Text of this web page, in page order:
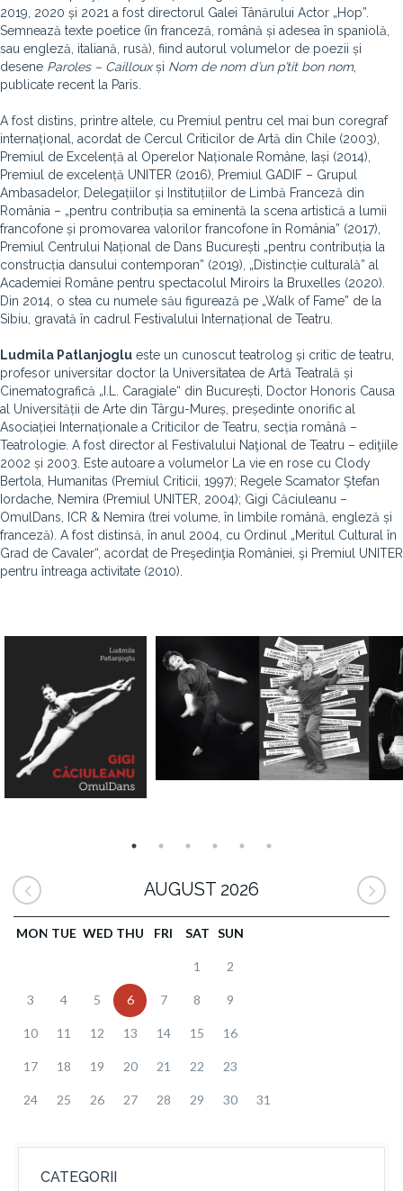
2019, 2020 și 2021 a fost directorul Galei Tânărului Actor „Hop”.
Semnează texte poetice (în franceză, română și adesea în spaniolă,
sau engleză, italiană, rusă), fiind autorul volumelor de poezii și
desene Paroles – Caillouxși Nom de nom d’un p’tit bon nom,
publicate recent la Paris.
A fost distins, printre altele, cu Premiul pentru cel mai bun coregraf
internațional, acordat de Cercul Criticilor de Artă din Chile (2003),
Premiul de Excelență al Operelor Naționale Române, Iași (2014),
Premiul de excelență UNITER (2016), Premiul GADIF – Grupul
Ambasadelor, Delegațiilor și Instituțiilor de Limbă Franceză din
România – „pentru contribuția sa eminentă la scena artistică a lumii
francofone și promovarea valorilor francofone în România” (2017),
Premiul Centrului Național de Dans București „pentru contribuția la
construcția dansului contemporan” (2019), „Distincție culturală” al
Academiei Române pentru spectacolul Miroirs la Bruxelles (2020).
Din 2014, o stea cu numele său figurează pe „Walk of Fame” de la
Sibiu, gravată în cadrul Festivalului Internațional de Teatru.
Ludmila Patlanjoglu este un cunoscut teatrolog și critic de teatru,
profesor universitar doctor la Universitatea de Artă Teatrală și
Cinematografică „I.L. Caragiale“ din București, Doctor Honoris Causa
al Universității de Arte din Târgu-Mureș, președinte onorific al
Asociației Internaționale a Criticilor de Teatru, secția română –
Teatrologie. A fost director al Festivalului Naţional de Teatru – ediţiile
2002 și 2003. Este autoare a volumelor La vie en rose cu Clody
Bertola, Humanitas (Premiul Criticii, 1997); Regele Scamator Ştefan
Iordache, Nemira (Premiul UNITER, 2004); Gigi Căciuleanu –
OmulDans, ICR & Nemira (trei volume, în limbile română, engleză și
franceză). A fost distinsă, în anul 2004, cu Ordinul „Meritul Cultural în
Grad de Cavaler“, acordat de Preşedinţia României, şi Premiul UNITER
pentru întreaga activitate (2010).
AUGUST 2026
MON TUE WED THU FRI SAT SUN
1 2
3 4 5 6 7 8 9
10 11 12 13 14 15 16
17 18 19 20 21 22 23
24 25 26 27 28 29 30 31
CATEGORII